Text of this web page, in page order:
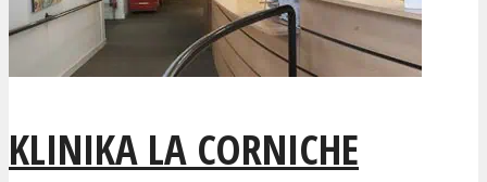
KLINIKA LA CORNICHE